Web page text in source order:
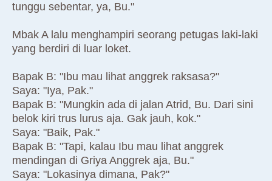
tunggu sebentar, ya, Bu."
Mbak A lalu menghampiri seorang petugas laki-laki
yang berdiri di luar loket.
Bapak B: "Ibu mau lihat anggrek raksasa?"
Saya: "Iya, Pak."
Bapak B: "Mungkin ada di jalan Atrid, Bu. Dari sini
belok kiri trus lurus aja. Gak jauh, kok."
Saya: "Baik, Pak."
Bapak B: "Tapi, kalau Ibu mau lihat anggrek
mendingan di Griya Anggrek aja, Bu."
Saya: "Lokasinya dimana, Pak?"